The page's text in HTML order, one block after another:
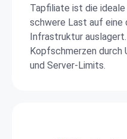
Tapfiliate ist die
schwere Last auf eine
Infrastruktur
Kopfschmerzen durch
und Server-Limits.